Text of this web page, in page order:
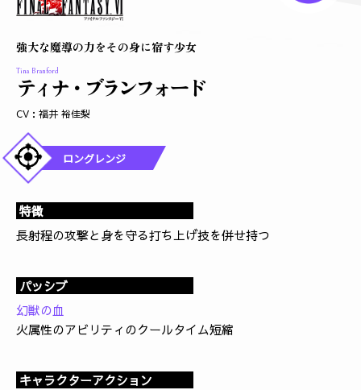
強大な魔導の力をその身に宿す少女
Tina Branford
ティナ・ブランフォード
CV：福井 裕佳梨
ロングレンジ
特徴
長射程の攻撃と身を守る打ち上げ技を併せ持つ
パッシブ
幻獣の血
火属性のアビリティのクールタイム短縮
キャラクターアクション